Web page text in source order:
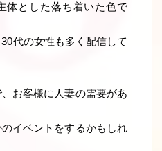
体とした落ち着いた色で
代の女性も多く配信して
お客様に人妻の需要があ
イベントをするかもしれ